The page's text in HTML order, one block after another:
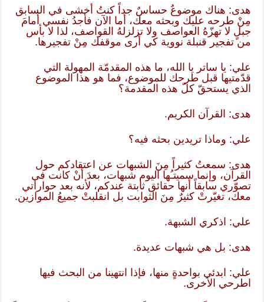
هدى: هناك موضوعٌ حساسٌ جداً كنتُ أخشى في السابق
مِنْ طرحه عليك وبحثه معك، أما الآن فأجدُ نفسي أمامَ
جبلٍ لا تهزّهُ العواصف ولا تزلزلهُ القواصف، لذا لا بأس
من تفجير قنبلة نووية كي أرى موقفك مِنْ تفجيرها.
علي: يا ساتر يا الله، ما هذه المقدمّة المهولة التي
قدّمتيها قبل طرحك للموضوع، فما هو هذا الموضوع
الذي يستحقّ كلّ هذه المقدمة؟
هدى: القرآن الكريم.
علي: وماذا تريدين بحثه فيه؟
هدى: سمعتُ كثيراً مِنَ الشبهات عن اعتقادكم حول
القرآن، وإنما سميتـُها اليوم شبهات، بعدَ أنْ كانت في
تصوّري سابقاً أنها حقائق ثابتة عندكم، لأنه بعد حواراتي
معك، تغيّرتْ كثيرٌ مِنَ الثوابت بل انقلبتْ جميعُ الموازين.
علي: اذكري الشبهة.
هدى: بل هي شبهات عديدة.
علي: ابدئي بواحدةٍ منها، فإذا انتهينا من البحث فيها
اطرحي الأخرى.